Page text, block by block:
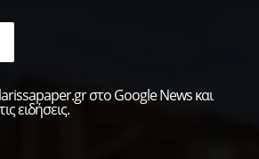
στο Google News και
ειδήσεις.